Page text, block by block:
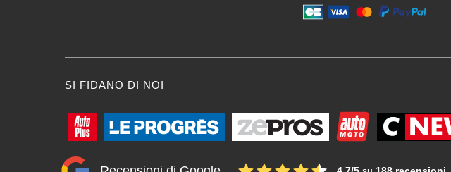
SI FIDANO DI NOI